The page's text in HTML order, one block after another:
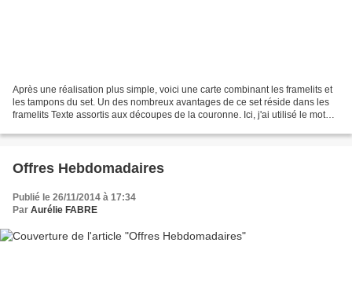
Après une réalisation plus simple, voici une carte combinant les framelits et
les tampons du set. Un des nombreux avantages de ce set réside dans les
framelits Texte assortis aux découpes de la couronne. Ici, j'ai utilisé le mot
Offres Hebdomadaires
Publié le 26/11/2014 à 17:34
Par Aurélie FABRE